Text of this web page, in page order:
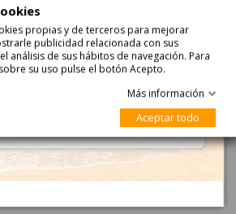
propias y de terceros para mejorar
publicidad relacionada con sus
análisis de sus hábitos de navegación. Para
su uso pulse el botón Acepto.
Más información
Aceptar todo